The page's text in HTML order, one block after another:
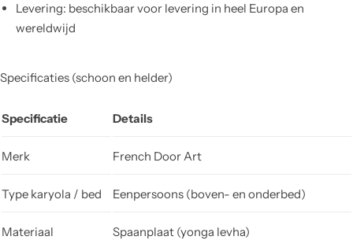
Levering: beschikbaar voor levering in heel Europa en
wereldwijd
Specificaties (schoon en helder)
Specificatie Details
Merk French Door Art
Type karyola / bed Eenpersoons (boven- en onderbed)
Materiaal Spaanplaat (yonga levha)